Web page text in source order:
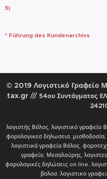
5)
* Führung des Kundenarchivs
© 2019 Λογιστικό Γραφείο
tax.gr /// 54ου Συντάγματος
λογιστής Βόλος, λογιστικό γραφείο
φορολογικεσ δηλωσεισ,
λογιστικά γραφεία Βόλος,
γραφείο, Μεσαλούρης,
φορολογικές δηλώσεις on line,
βολοσ, λογιστικο